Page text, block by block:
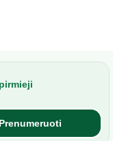
Prenumeruoti